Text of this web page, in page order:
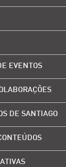
EVENTOS
DE SANTIAGO